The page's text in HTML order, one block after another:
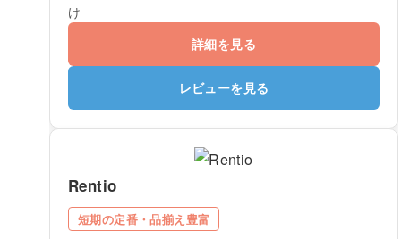
け
詳細を見る
レビューを見る
Rentio
短期の定番・品揃え豊富